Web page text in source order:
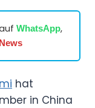
WhatsApp,
hat
in China